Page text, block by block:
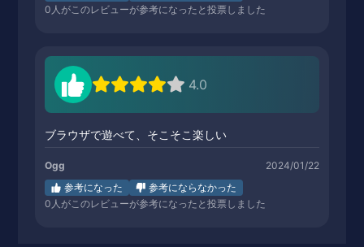
0 人がこのレビューが参考になったと投票しました
4.0
ブラウザで遊べて、そこそこ楽しい
Ogg
2024/01/22
参考になった
参考にならなかった
0 人がこのレビューが参考になったと投票しました